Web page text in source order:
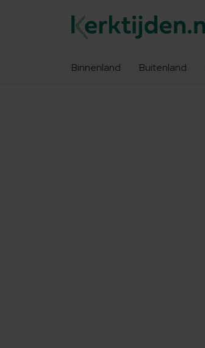
Binnenland Buitenland